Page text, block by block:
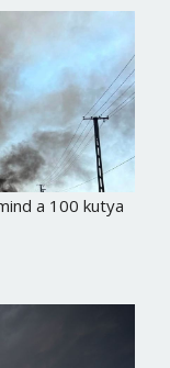
a 100 kutya